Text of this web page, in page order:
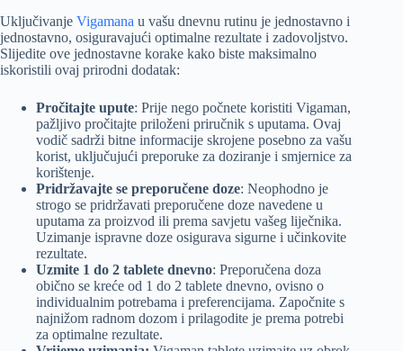
Uključivanje Vigamana u vašu dnevnu rutinu je jednostavno i
jednostavno, osiguravajući optimalne rezultate i zadovoljstvo.
Slijedite ove jednostavne korake kako biste maksimalno
iskoristili ovaj prirodni dodatak:
Pročitajte upute: Prije nego počnete koristiti Vigaman,
pažljivo pročitajte priloženi priručnik s uputama. Ovaj
vodič sadrži bitne informacije skrojene posebno za vašu
korist, uključujući preporuke za doziranje i smjernice za
korištenje.
Pridržavajte se preporučene doze: Neophodno je
strogo se pridržavati preporučene doze navedene u
uputama za proizvod ili prema savjetu vašeg liječnika.
Uzimanje ispravne doze osigurava sigurne i učinkovite
rezultate.
Uzmite 1 do 2 tablete dnevno: Preporučena doza
obično se kreće od 1 do 2 tablete dnevno, ovisno o
individualnim potrebama i preferencijama. Započnite s
najnižom radnom dozom i prilagodite je prema potrebi
za optimalne rezultate.